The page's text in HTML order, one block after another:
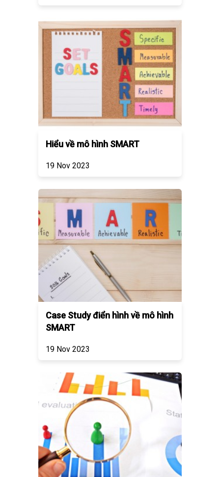
Hiểu về mô hình SMART
19 Nov 2023
Case Study điển hình về mô hình
SMART
19 Nov 2023